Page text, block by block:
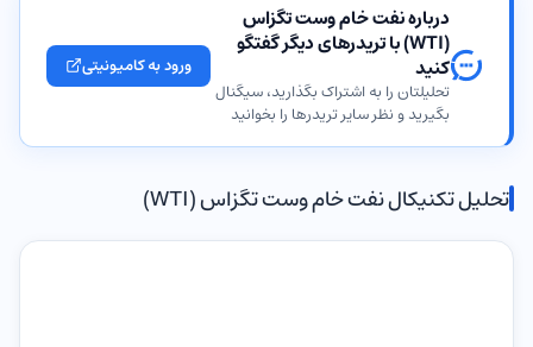
درباره نفت خام وست تگزاس
(WTI) با تریدرهای دیگر گفتگو
کنید
تحلیلتان را به اشتراک بگذارید، سیگنال
بگیرید و نظر سایر تریدرها را بخوانید
ورود به کامیونیتی
تحلیل تکنیکال نفت خام وست تگزاس (WTI)